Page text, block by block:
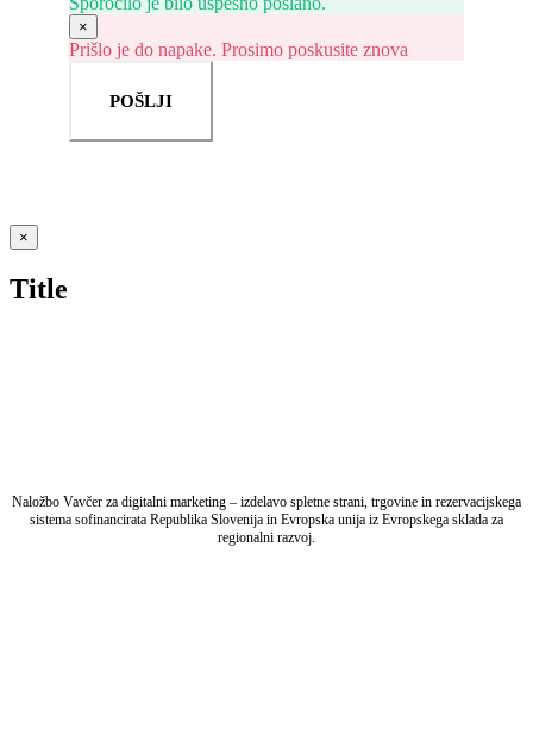
×
Prišlo je do napake. Prosimo poskusite znova
POŠLJI
Close
product
view
×
Title
Naložbo Vavčer za digitalni marketing – izdelavo spletne strani, trgovine in rezervacijskega
sistema sofinancirata Republika Slovenija in Evropska unija iz Evropskega sklada za
regionalni razvoj.